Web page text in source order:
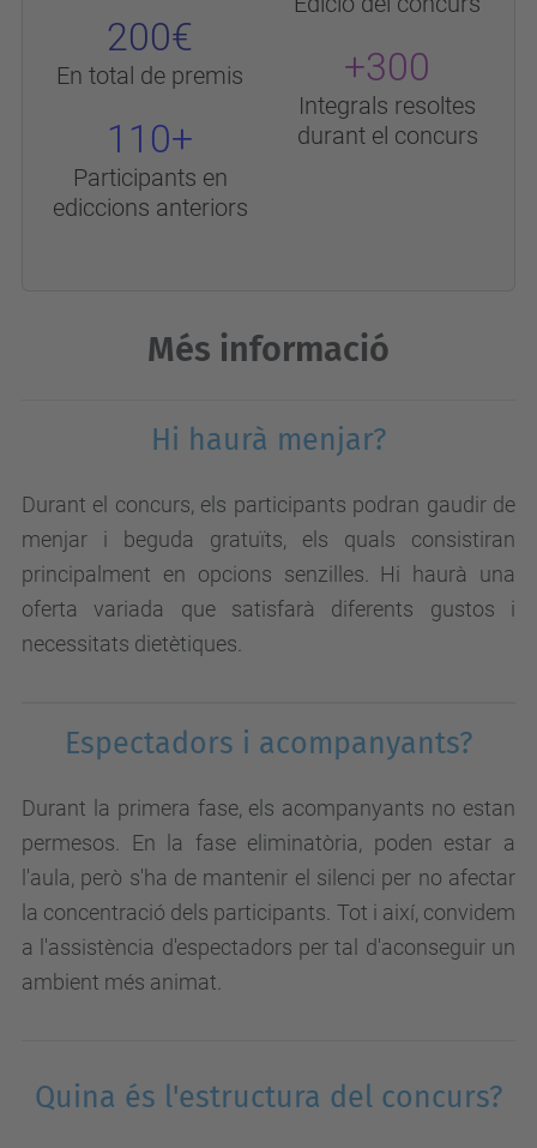
200€
En total de premis
110+
Participants en
ediccions anteriors
+300
Integrals resoltes
durant el concurs
Més informació
Hi haurà menjar?
Durant el concurs, els participants podran gaudir de
menjar i beguda gratuïts, els quals consistiran
principalment en opcions senzilles. Hi haurà una
oferta variada que satisfarà diferents gustos i
necessitats dietètiques.
Espectadors i acompanyants?
Durant la primera fase, els acompanyants no estan
permesos. En la fase eliminatòria, poden estar a
l'aula, però s'ha de mantenir el silenci per no afectar
la concentració dels participants. Tot i així, convidem
a l'assistència d'espectadors per tal d'aconseguir un
ambient més animat.
Quina és l'estructura del concurs?